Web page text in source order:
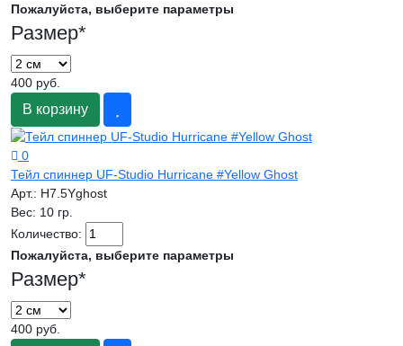
Пожалуйста, выберите параметры
Размер*
400 руб.
В корзину
0
Тейл спиннер UF-Studio Hurricane #Yellow Ghost
Арт.: H7.5Yghost
Вес: 10 гр.
Количество:
Пожалуйста, выберите параметры
Размер*
400 руб.